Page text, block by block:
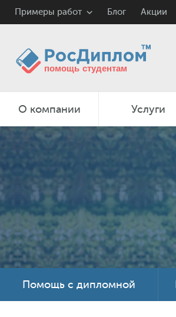
Примеры работ Блог Акции
О компании Услуги
Помощь с дипломной